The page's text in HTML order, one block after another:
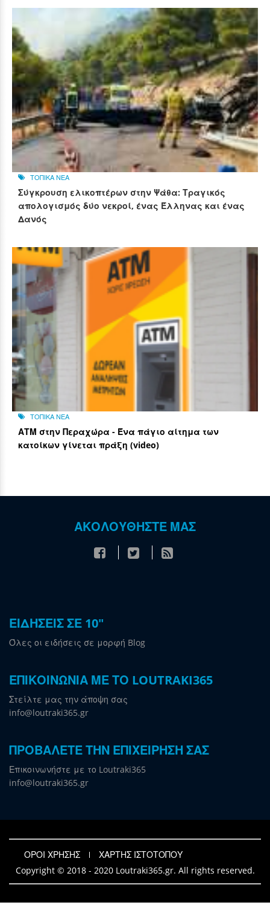
ΤΟΠΙΚΑ ΝΕΑ
Σύγκρουση ελικοπτέρων στην Ψάθα: Τραγικός
απολογισμός δύο νεκροί, ένας Έλληνας και ένας
Δανός
ΤΟΠΙΚΑ ΝΕΑ
ΑΤΜ στην Περαχώρα - Ένα πάγιο αίτημα των
κατοίκων γίνεται πράξη (video)
ΑΚΟΛΟΥΘΗΣΤΕ ΜΑΣ
ΕΙΔΗΣΕΙΣ ΣΕ 10"
Όλες οι ειδήσεις σε μορφή Blog
ΕΠΙΚΟΙΝΩΝΙΑ ΜΕ ΤΟ LOUTRAKI365
Στείλτε μας την άποψη σας
info@loutraki365.gr
ΠΡΟΒΑΛΕΤΕ ΤΗΝ ΕΠΙΧΕΙΡΗΣΗ ΣΑΣ
Επικοινωνήστε με το Loutraki365
info@loutraki365.gr
ΟΡΟΙ ΧΡΗΣΗΣ
ΧΑΡΤΗΣ ΙΣΤΟΤΟΠΟΥ
Copyright © 2018 - 2020 Loutraki365.gr. All rights reserved.